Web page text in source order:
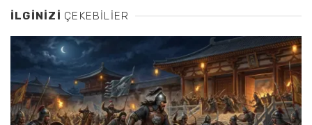
İLGINIZI ÇEKEBILIER